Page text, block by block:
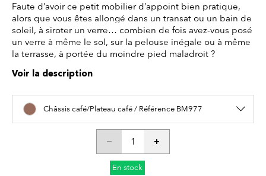
Faute d’avoir ce petit mobilier d’appoint bien pratique,
alors que vous êtes allongé dans un transat ou un bain de
soleil, à siroter un verre… combien de fois avez-vous posé
un verre à même le sol, sur la pelouse inégale ou à même
la terrasse, à portée du moindre pied maladroit ?
Voir la description
Châssis café/Plateau café / Référence BM977
En stock